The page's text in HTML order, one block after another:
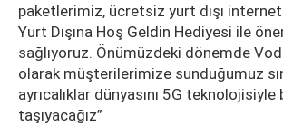
paketlerimiz, ücretsiz yurt dışı
Yurt Dışına Hoş Geldin Hediyesi ile
sağlıyoruz. Önümüzdeki dönemde
olarak müşterilerimize sunduğumuz
ayrıcalıklar dünyasını 5G
taşıyacağız”